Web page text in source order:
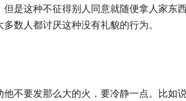
是这种不征得别人同意就随便拿人家东
数人都讨厌这种没有礼貌的行为。
不要发那么大的火，要冷静一点。比如